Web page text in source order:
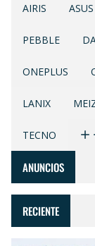
AIRIS ASUS
PEBBLE
ONEPLUS
LANIX
TECNO
ANUNCIOS
RECIENTE